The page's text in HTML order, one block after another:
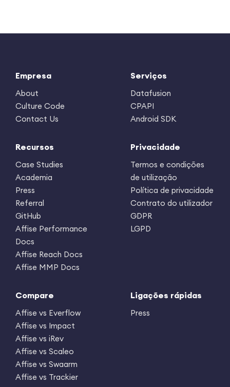
Empresa
About
Culture Code
Contact Us
Serviços
Datafusion
CPAPI
Android SDK
Recursos
Case Studies
Academia
Press
Referral
GitHub
Affise Performance
Docs
Affise Reach Docs
Affise MMP Docs
Privacidade
Termos e condições
de utilização
Política de privacidade
Contrato do utilizador
GDPR
LGPD
Compare
Affise vs Everflow
Affise vs Impact
Affise vs iRev
Affise vs Scaleo
Affise vs Swaarm
Affise vs Trackier
Ligações rápidas
Press